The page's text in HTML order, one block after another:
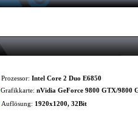
Prozessor: Intel Core 2 Duo E6850
Grafikkarte: nVidia GeForce 9800 GTX/9800
Auflösung: 1920x1200, 32Bit